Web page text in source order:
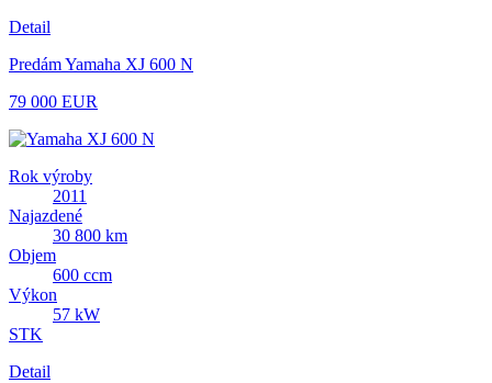
Detail
Predám Yamaha XJ 600 N
79 000 EUR
Rok výroby
2011
Najazdené
30 800 km
Objem
600 ccm
Výkon
57 kW
STK
Detail